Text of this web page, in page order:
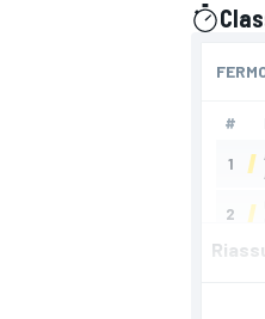
presentato